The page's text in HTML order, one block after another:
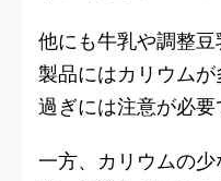
他にも牛乳や調整
製品にはカリウム
過ぎには注意が必要
一方、カリウムの